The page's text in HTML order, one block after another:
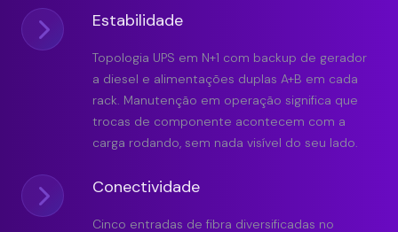
Estabilidade
Topologia UPS em N+1 com backup de gerador
a diesel e alimentações duplas A+B em cada
rack. Manutenção em operação significa que
trocas de componente acontecem com a
carga rodando, sem nada visível do seu lado.
Conectividade
Cinco entradas de fibra diversificadas no